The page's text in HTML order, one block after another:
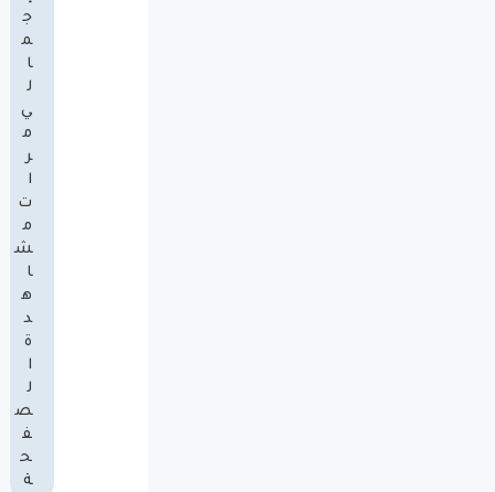
ج
م
ا
ل
ي
م
ر
ا
ت
م
ش
ا
ه
د
ة
ا
ل
ص
ف
ح
ة